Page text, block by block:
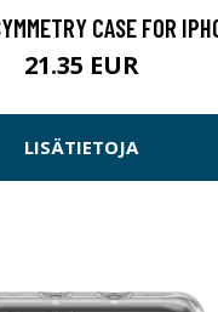
CASE FOR
21.35 EUR
LISÄTIETOJA